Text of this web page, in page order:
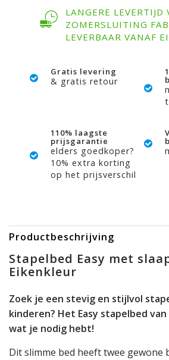
LANGERE LEVERTIJD
ZOMERSLUITING
LEVERBAAR VANAF
Gratis levering
& gratis retour
110% laagste
prijsgarantie
elders goedkoper?
10% extra korting
op het prijsverschil
Productbeschrijving
Stapelbed Easy met
Eikenkleur
Zoek je een stevig en stijlvol
kinderen? Het Easy stapelbed
wat je nodig hebt!
Dit slimme bed heeft twee gewone